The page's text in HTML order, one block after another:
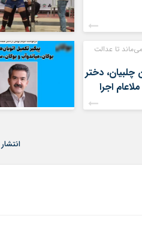
تا عدالت
چلبیان، دختر
اجرا
انتشار